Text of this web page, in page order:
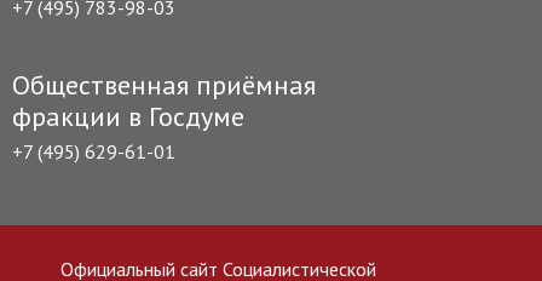
+7 (495) 783-98-03
Общественная приёмная
фракции в Госдуме
+7 (495) 629-61-01
Официальный сайт Социалистической